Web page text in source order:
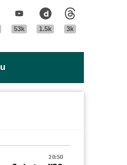
Tik Tok Youtube
53k
Dailymotion
1.5k 3k
20:50